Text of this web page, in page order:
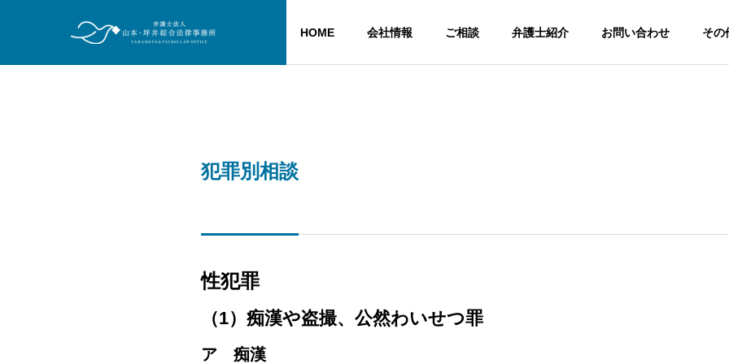
HOME 会社情報 ご相談 弁護士紹介 お問い合わせ その
犯罪別相談
性犯罪
（1）痴漢や盗撮、公然わいせつ罪
ア 痴漢